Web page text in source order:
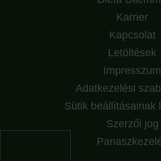
Karrier
Kapcsolat
Letöltések
Impresszum
Adatkezelési
Sütik beállításainak
Szerzői jog